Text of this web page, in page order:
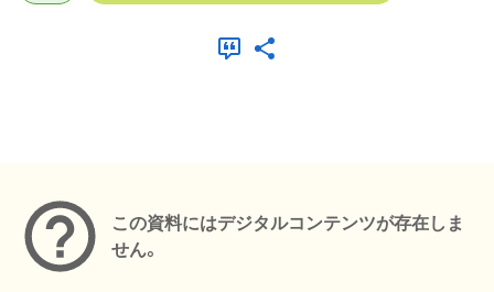
この資料にはデジタルコンテンツが存在しま
せん。